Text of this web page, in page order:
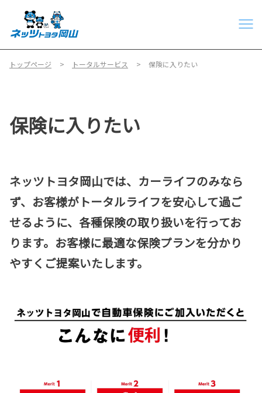
トップページ トータルサービス 保険に入りたい
保険に入りたい
ネッツトヨタ岡山では、カーライフのみなら
ず、お客様がトータルライフを安心して過ご
せるように、各種保険の取り扱いを行ってお
ります。お客様に最適な保険プランを分かり
やすくご提案いたします。